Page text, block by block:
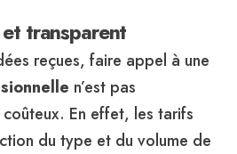
transparent
reçues, faire appel à une
n’est pas
En effet, les tarifs
du type et du volume de